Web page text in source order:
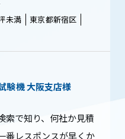
未満
東京都新宿区
験機 大阪支店様
索で知り、何社か見積
番レスポンスが早くか